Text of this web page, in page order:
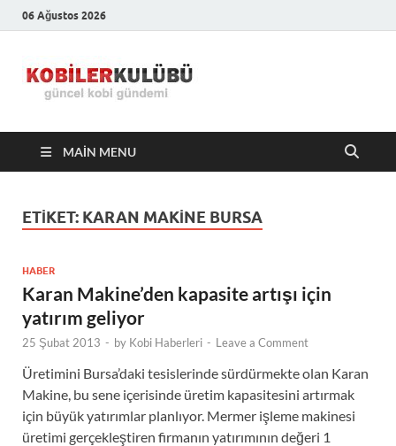
06 Ağustos 2026
Kulübü –
En Güncel
Kobi
MAIN MENU
ETIKET: KARAN MAKINE BURSA
HABER
Karan Makine’den kapasite artışı için
yatırım geliyor
25 Şubat 2013 - by Kobi Haberleri - Leave a Comment
Üretimini Bursa’daki tesislerinde sürdürmekte olan Karan
Makine, bu sene içerisinde üretim kapasitesini artırmak
için büyük yatırımlar planlıyor. Mermer işleme makinesi
üretimi gerçekleştiren firmanın yatırımının değeri 1